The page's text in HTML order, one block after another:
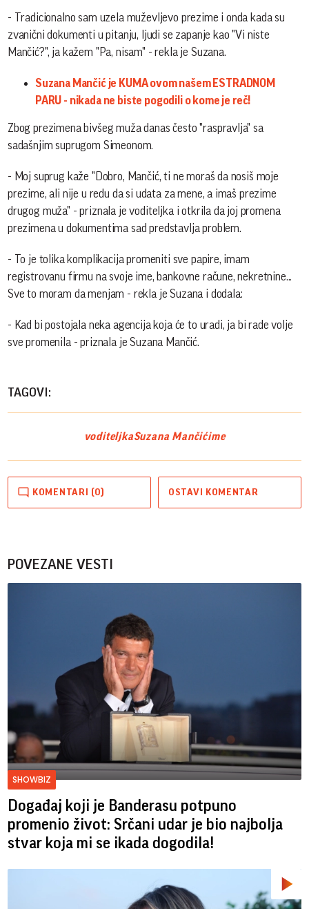
- Tradicionalno sam uzela muževljevo prezime i onda kada su
zvanični dokumenti u pitanju, ljudi se zapanje kao "Vi niste
Mančić?", ja kažem "Pa, nisam" - rekla je Suzana.
Suzana Mančić je KUMA ovom našem ESTRADNOM
PARU - nikada ne biste pogodili o kome je reč!
Zbog prezimena bivšeg muža danas često "raspravlja" sa
sadašnjim suprugom Simeonom.
- Moj suprug kaže "Dobro, Mančić, ti ne moraš da nosiš moje
prezime, ali nije u redu da si udata za mene, a imaš prezime
drugog muža" - priznala je voditeljka i otkrila da joj promena
prezimena u dokumentima sad predstavlja problem.
- To je tolika komplikacija promeniti sve papire, imam
registrovanu firmu na svoje ime, bankovne račune, nekretnine...
Sve to moram da menjam - rekla je Suzana i dodala:
- Kad bi postojala neka agencija koja će to uradi, ja bi rade volje
sve promenila - priznala je Suzana Mančić.
TAGOVI:
voditeljkaSuzana Mančićime
KOMENTARI (0) OSTAVI KOMENTAR
POVEZANE VESTI
SHOWBIZ
Događaj koji je Banderasu potpuno
promenio život: Srčani udar je bio najbolja
stvar koja mi se ikada dogodila!